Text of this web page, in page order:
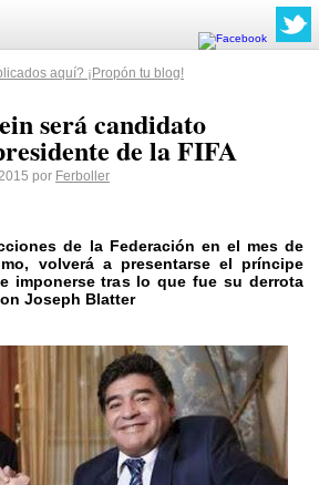
aquí? ¡Propón tu blog!
será candidato
de la FIFA
por Ferboller
de la Federación en el mes de
volverá a presentarse el príncipe
imponerse tras lo que fue su derrota
Joseph Blatter